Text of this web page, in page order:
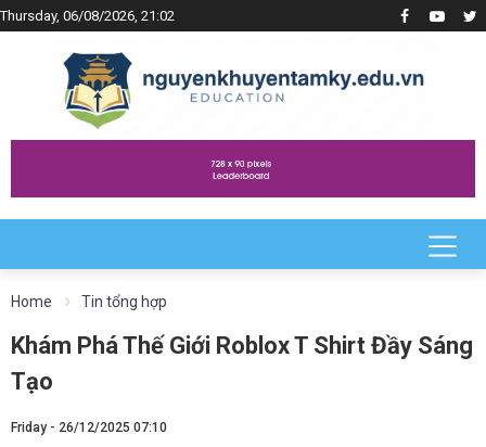
Thursday, 06/08/2026, 21:02
Home Tin tổng hợp
Khám Phá Thế Giới Roblox T Shirt Đầy Sáng
Tạo
Friday - 26/12/2025 07:10